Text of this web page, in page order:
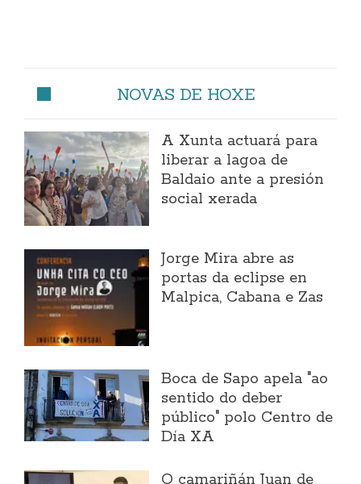
NOVAS DE HOXE
A Xunta actuará para
liberar a lagoa de
Baldaio ante a presión
social xerada
Jorge Mira abre as
portas da eclipse en
Malpica, Cabana e Zas
Boca de Sapo apela "ao
sentido do deber
público" polo Centro de
Día XA
O camariñán Juan de